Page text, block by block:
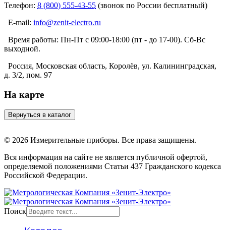
Телефон: 8 (800) 555-43-55 (звонок по России бесплатный)
E-mail: info@zenit-electro.ru
Время работы: Пн-Пт с 09:00-18:00 (пт - до 17-00). Сб-Вс
выходной.
Россия, Московская область, Королёв, ул. Калининградская,
д. 3/2, пом. 97
На карте
© 2026 Измерительные приборы. Все права защищены.
Вся информация на сайте не является публичной офертой,
определяемой положениями Статьи 437 Гражданского кодекса
Российской Федерации.
Поиск